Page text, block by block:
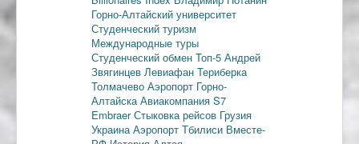
Горно-Алтайский университет
Студенческий туризм
Международные туры
Студенческий обмен Топ-5 Андрей
Звягинцев Левиафан Териберка
Толмачево Аэропорт Горно-
Алтайска Авиакомпания S7
EmbraerСтыковка рейсов Грузия
Украина Аэропорт Тбилиси Вместе-